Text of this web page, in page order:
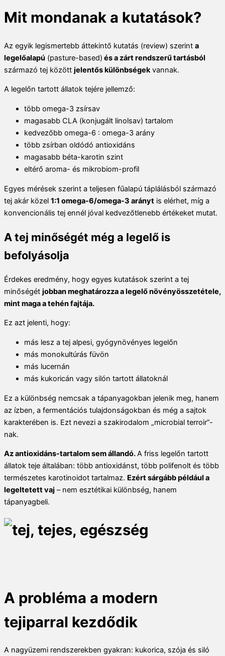
Mit mondanak a kutatások?
Az egyik legismertebb áttekintő kutatás (review) szerint a
legelőalapú (pasture-based) és a zárt rendszerű tartásból
származó tej között jelentős különbségekvannak.
A legelőn tartott állatok tejére jellemző:
több omega-3 zsírsav
magasabb CLA (konjugált linolsav) tartalom
kedvezőbb omega-6 : omega-3 arány
több zsírban oldódó antioxidáns
magasabb béta-karotin szint
eltérő aroma- és mikrobiom-profil
Egyes mérések szerint a teljesen fűalapú táplálásból származó
tej akár közel 1:1 omega-6/omega-3 arányt is elérhet, míg a
konvencionális tej ennél jóval kedvezőtlenebb értékeket mutat.
A tej minőségét még a legelő is
befolyásolja
Érdekes eredmény, hogy egyes kutatások szerint a tej
minőségét jobban meghatározza a legelő növényösszetétele,
mint maga a tehén fajtája.
Ez azt jelenti, hogy:
más lesz a tej alpesi, gyógynövényes legelőn
más monokultúrás füvön
más lucernán
más kukoricán vagy silón tartott állatoknál
Ez a különbség nemcsak a tápanyagokban jelenik meg, hanem
az ízben, a fermentációs tulajdonságokban és még a sajtok
karakterében is. Ezt nevezi a szakirodalom „microbial terroir”-
nak.
Az antioxidáns-tartalom sem állandó.A friss legelőn tartott
állatok teje általában: több antioxidánst, több polifenolt és több
természetes karotinoidot tartalmaz. Ezért sárgább például a
legeltetett vaj – nem esztétikai különbség, hanem
tápanyagbeli.
A probléma a modern
tejiparral kezdődik
A nagyüzemi rendszerekben gyakran: kukorica, szója és siló